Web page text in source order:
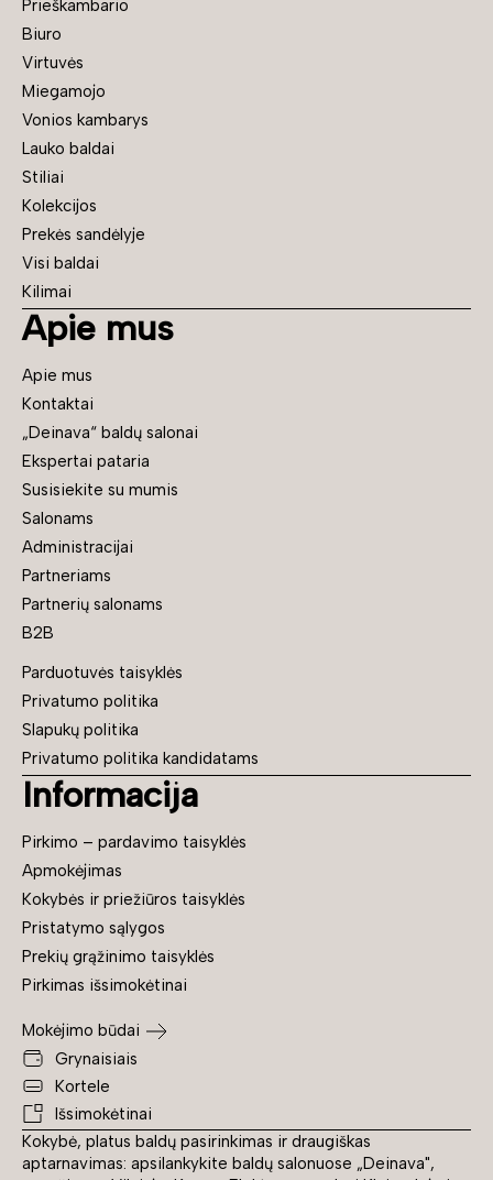
Kokybė, platus baldų pasirinkimas ir draugiškas
aptarnavimas: apsilankykite baldų salonuose „Deinava",
Prieškambario
Biuro
Virtuvės
Miegamojo
Vonios kambarys
Lauko baldai
Stiliai
Kolekcijos
Prekės sandėlyje
Visi baldai
Kilimai
Apie mus
Apie mus
Kontaktai
„Deinava“ baldų salonai
Ekspertai pataria
Susisiekite su mumis
Salonams
Administracijai
Partneriams
Partnerių salonams
B2B
Parduotuvės taisyklės
Privatumo politika
Slapukų politika
Privatumo politika kandidatams
Informacija
Pirkimo – pardavimo taisyklės
Apmokėjimas
Kokybės ir priežiūros taisyklės
Pristatymo sąlygos
Prekių grąžinimo taisyklės
Pirkimas išsimokėtinai
Mokėjimo būdai
Grynaisiais
Kortele
Išsimokėtinai